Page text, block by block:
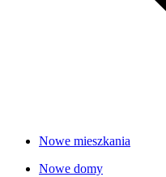
Nowe mieszkania
Nowe domy